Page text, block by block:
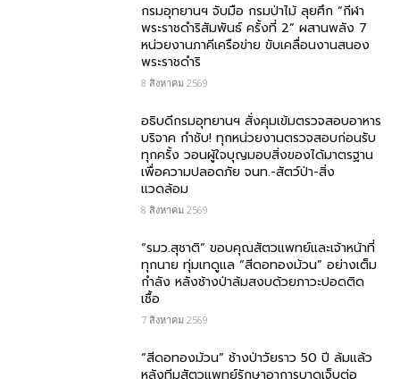
กรมอุทยานฯ จับมือ กรมป่าไม้ ลุยศึก “กีฬา
พระราชดำริสัมพันธ์ ครั้งที่ 2” ผสานพลัง 7
หน่วยงานภาคีเครือข่าย ขับเคลื่อนงานสนอง
พระราชดำริ
8 สิงหาคม 2569
อธิบดีกรมอุทยานฯ สั่งคุมเข้มตรวจสอบอาหาร
บริจาค​ กำชับ! ทุกหน่วยงานตรวจสอบก่อนรับ
ทุกครั้ง วอนผู้ใจบุญมอบสิ่งของได้มาตรฐาน
เพื่อความปลอดภัย​ จนท.-สัตว์ป่า-สิ่ง
แวดล้อม
8 สิงหาคม 2569
“รมว.สุชาติ” ขอบคุณสัตวแพทย์และเจ้าหน้าที่
ทุกนาย ทุ่มเทดูแล “สีดอทองม้วน” อย่างเต็ม
กำลัง หลังช้างป่าล้มสงบด้วยภาวะปอดติด
เชื้อ
7 สิงหาคม 2569
“สีดอทองม้วน” ช้างป่าวัยราว 50 ปี ล้มแล้ว
หลังทีมสัตวแพทย์รักษาอาการบาดเจ็บต่อ